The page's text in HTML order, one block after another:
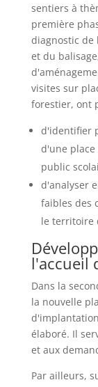
sentiers à
première
diagnostic de
et du
visites sur
forestier, ont
d'identifier
d'une place
public
d'analyser
faibles des
le territoire
l'accueil
Dans la
la nouvelle
élaboré. Il
et aux
Par ailleurs,